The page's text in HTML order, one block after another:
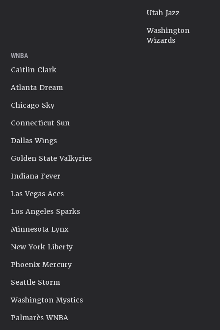
Utah Jazz
Washington
Wizards
WNBA
Caitlin Clark
Atlanta Dream
Chicago Sky
Connecticut Sun
Dallas Wings
Golden State Valkyries
Indiana Fever
Las Vegas Aces
Los Angeles Sparks
Minnesota Lynx
New York Liberty
Phoenix Mercury
Seattle Storm
Washington Mystics
Palmarès WNBA